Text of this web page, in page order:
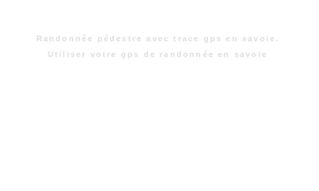
Randonnée pédestre avec trace gps en savoie.
Utiliser votre gps de randonnée en savoie